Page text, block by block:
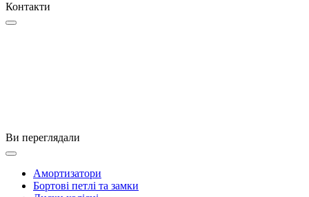
Контакти
Ви переглядали
Амортизатори
Бортові петлі та замки